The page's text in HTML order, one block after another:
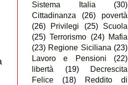
Sistema Italia
(30)
Cittadinanza
(26)
povertà
(26)
Privilegi (25)
Scuola
(25) Terrorismo (24)
Mafia
(23) Regione Siciliana (23)
Lavoro e Pensioni
(22)
libertà
(19)
Decrescita
Felice
(18)
Reddito di